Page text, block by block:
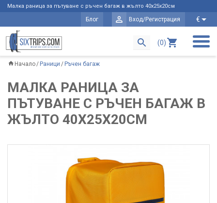
Малка раница за пътуване с ръчен багаж в жълто 40х25х20см
Блог Вход/Регистрация €
(0)
Начало Раници Ръчен багаж
МАЛКА РАНИЦА ЗА
ПЪТУВАНЕ С РЪЧЕН БАГАЖ В
ЖЪЛТО 40Х25Х20СМ